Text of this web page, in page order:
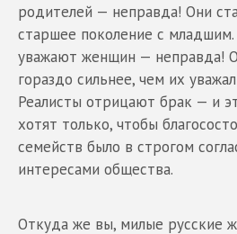
родителей — неправда! Они
старшее поколение с младшим.
уважают женщин — неправда!
гораздо сильнее, чем их
Реалисты отрицают брак — и
хотят только, чтобы
семейств было в строгом
интересами общества.
Откуда же вы, милые русские